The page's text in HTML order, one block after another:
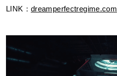
LINK： dreamperfectregime.com